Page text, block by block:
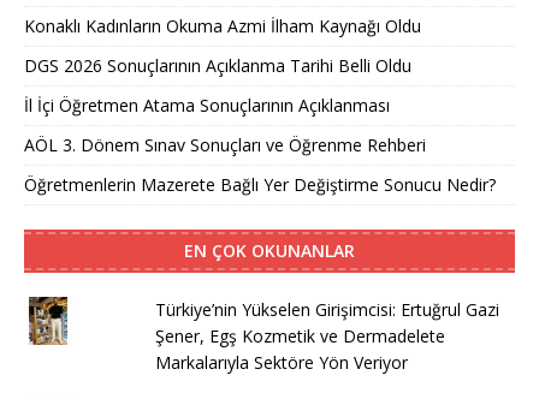
Konaklı Kadınların Okuma Azmi İlham Kaynağı Oldu
DGS 2026 Sonuçlarının Açıklanma Tarihi Belli Oldu
İl İçi Öğretmen Atama Sonuçlarının Açıklanması
AÖL 3. Dönem Sınav Sonuçları ve Öğrenme Rehberi
Öğretmenlerin Mazerete Bağlı Yer Değiştirme Sonucu Nedir?
EN ÇOK OKUNANLAR
Türkiye’nin Yükselen Girişimcisi: Ertuğrul Gazi
Şener, Egş Kozmetik ve Dermadelete
Markalarıyla Sektöre Yön Veriyor